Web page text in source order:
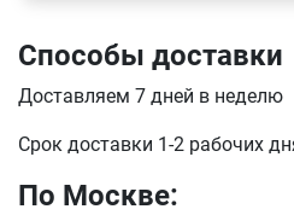
Способы доставки
Доставляем 7 дней в неделю
Срок доставки 1-2 рабочих
По Москве: